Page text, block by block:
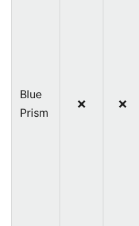
Blue
Prism
❌ ❌